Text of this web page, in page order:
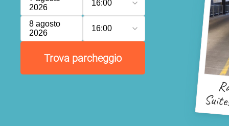
2026
16:00
8 agosto
2026
16:00
Trova parcheggio